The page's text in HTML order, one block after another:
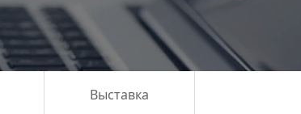
Выставка